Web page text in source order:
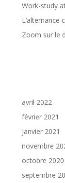
Work-study
L’alternance
Zoom sur le
avril 2022
février 2021
janvier 2021
novembre
octobre 2020
septembre